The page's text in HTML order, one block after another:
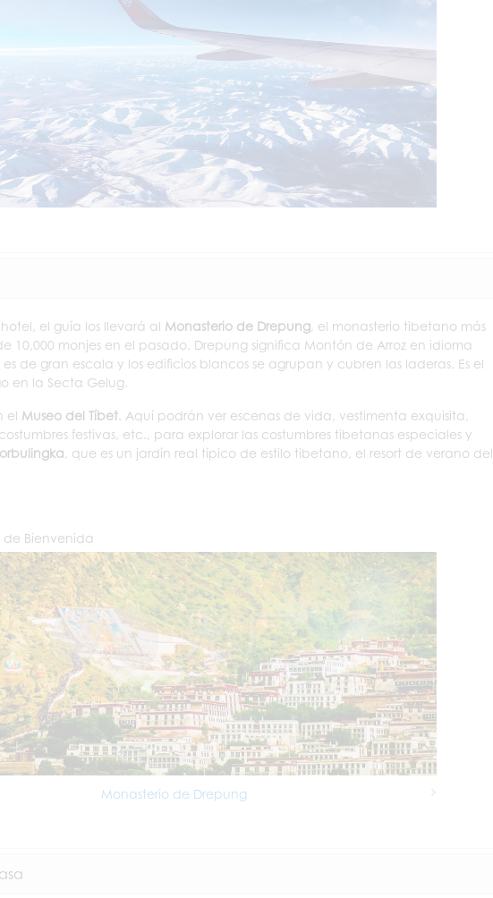
el guía los llevará al Monasterio de Drepung, el monasterio tibetano más
10,000 monjes en el pasado. Drepung significa Montón de Arroz en idioma
de gran escala y los edificios blancos se agrupan y cubren las laderas. Es el
en la Secta Gelug.
el Museo del Tíbet . Aquí podrán ver escenas de vida, vestimenta exquisita,
festivas, etc., para explorar las costumbres tibetanas especiales y
, que es un jardín real típico de estilo tibetano, el resort de verano del
de Bienvenida
Monasterio de Drepung